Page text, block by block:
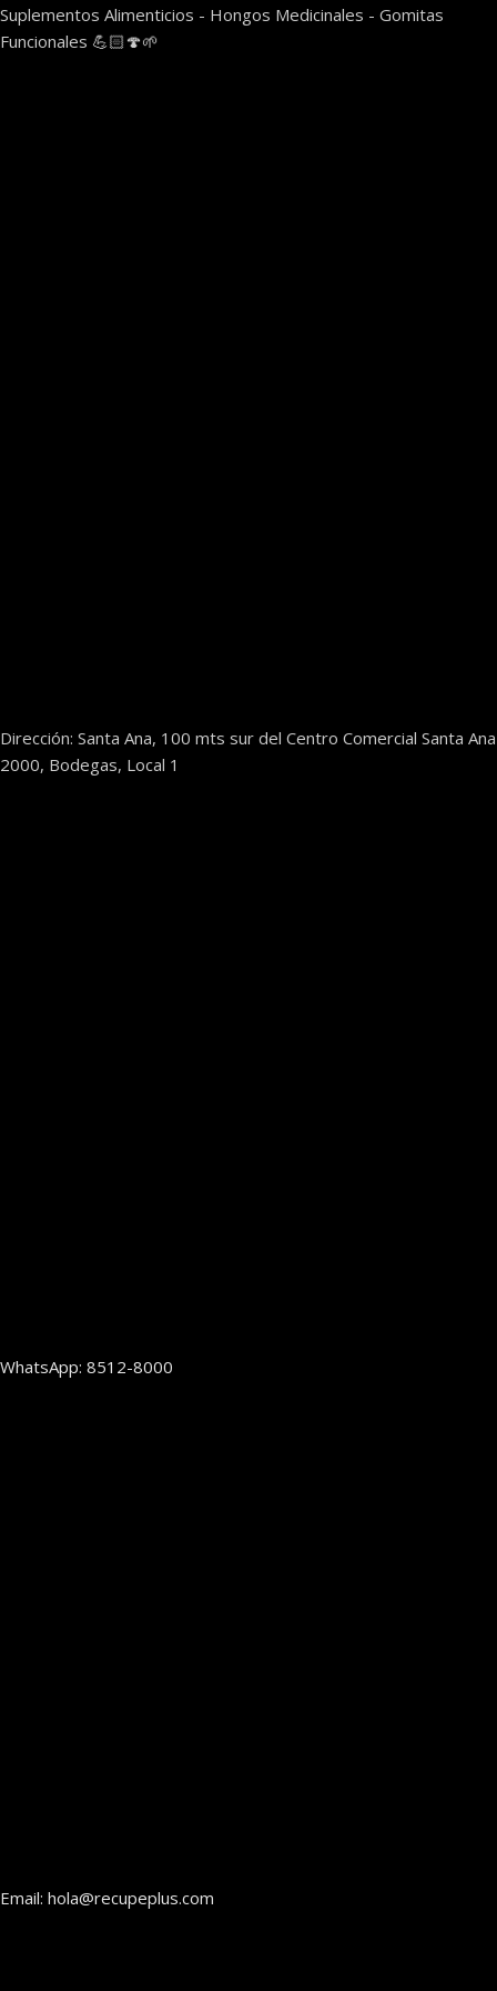
Suplementos Alimenticios - Hongos Medicinales - Gomitas
Funcionales 💪🏻🍄🌱
Dirección: Santa Ana, 100 mts sur del Centro Comercial Santa Ana
2000, Bodegas, Local 1
WhatsApp: 8512-8000
Email: hola@recupeplus.com